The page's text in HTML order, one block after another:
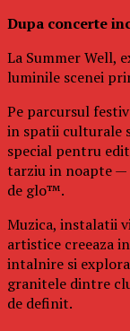
Dupa concerte
La Summer Well,
luminile scenei
Pe parcursul
in spatii culturale
special pentru
tarziu in noapte —
de glo™.
Muzica, instalatii
artistice creeaza
intalnire si
granitele dintre
de definit.